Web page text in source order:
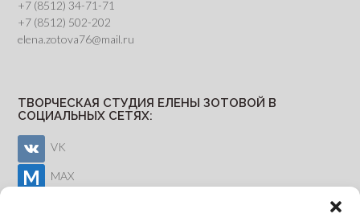
+7 (8512) 34-71-71
+7 (8512) 502-202
elena.zotova76@mail.ru
ТВОРЧЕСКАЯ СТУДИЯ ЕЛЕНЫ ЗОТОВОЙ В
СОЦИАЛЬНЫХ СЕТЯХ:
VK
MAX